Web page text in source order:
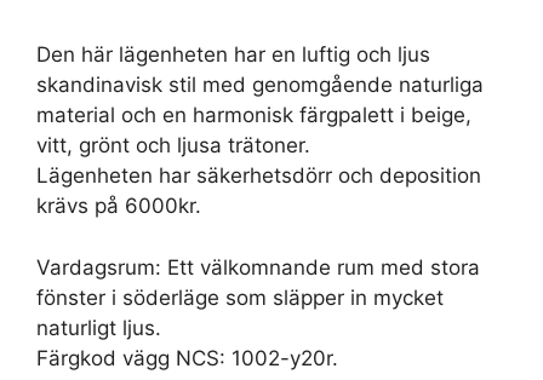
Den här lägenheten har en luftig och ljus
skandinavisk stil med genomgående naturliga
material och en harmonisk färgpalett i beige,
vitt, grönt och ljusa trätoner.
Lägenheten har säkerhetsdörr och deposition
krävs på 6000kr.
Vardagsrum: Ett välkomnande rum med stora
fönster i söderläge som släpper in mycket
naturligt ljus.
Färgkod vägg NCS: 1002-y20r.